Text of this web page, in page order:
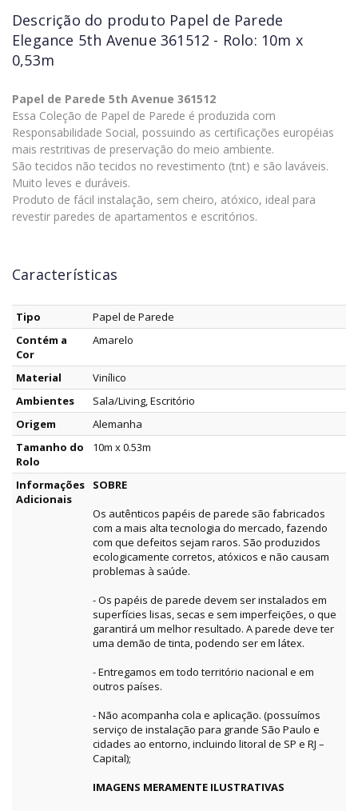
Descrição do produto Papel de Parede
Elegance 5th Avenue 361512 - Rolo: 10m x
0,53m
Papel de Parede 5th Avenue 361512
Essa Coleção de Papel de Parede é produzida com
Responsabilidade Social, possuindo as certificações européias
mais restritivas de preservação do meio ambiente.
São tecidos não tecidos no revestimento (tnt) e são laváveis.
Muito leves e duráveis.
Produto de fácil instalação, sem cheiro, atóxico, ideal para
revestir paredes de apartamentos e escritórios.
Características
Tipo
Papel de Parede
Contém a
Cor
Amarelo
Material
Vinílico
Ambientes
Sala/Living, Escritório
Origem
Alemanha
Tamanho do
Rolo
10m x 0.53m
Informações
Adicionais
SOBRE
Os autênticos papéis de parede são fabricados
com a mais alta tecnologia do mercado, fazendo
com que defeitos sejam raros. São produzidos
ecologicamente corretos, atóxicos e não causam
problemas à saúde.
- Os papéis de parede devem ser instalados em
superfícies lisas, secas e sem imperfeições, o que
garantirá um melhor resultado. A parede deve ter
uma demão de tinta, podendo ser em látex.
- Entregamos em todo território nacional e em
outros países.
- Não acompanha cola e aplicação. (possuímos
serviço de instalação para grande São Paulo e
cidades ao entorno, incluindo litoral de SP e RJ –
Capital);
IMAGENS MERAMENTE ILUSTRATIVAS